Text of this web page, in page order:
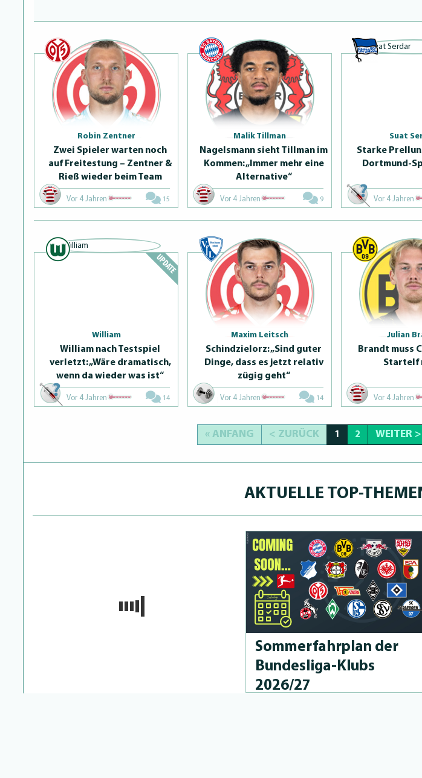
Robin Zentner
Zwei Spieler warten noch
auf Freitestung – Zentner &
Rieß wieder beim Team
Vor 4 Jahren 15
Malik Tillman
Nagelsmann sieht Tillman im
Kommen: „Immer mehr eine
Al­ter­nati­ve“
Vor 4 Jahren 9
Suat
Starke
Dortmund-
Vor 4 Jahren
William
William nach Testspiel
verletzt: „Wäre dramatisch,
wenn da wieder was ist“
Vor 4 Jahren 14
Maxim Leitsch
Schindzie­lorz: „Sind guter
Dinge, dass es jetzt relativ
zügig geht“
Vor 4 Jahren 14
Julian
Brandt muss
Startelf
Vor 4 Jahren
« ANFANG < ZURÜCK 1 2 WEITER >
AKTUELLE TOP-
Som­merfahrplan der
Bun­des­li­ga-Klubs
2026/27